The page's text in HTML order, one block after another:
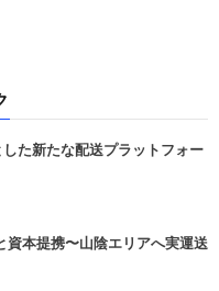
た新たな配送プラットフォー
本提携〜山陰エリアへ実運送